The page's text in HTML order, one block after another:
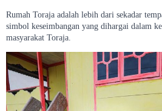
Rumah Toraja adalah lebih dari sekadar
simbol keseimbangan yang dihargai dalam
masyarakat Toraja.